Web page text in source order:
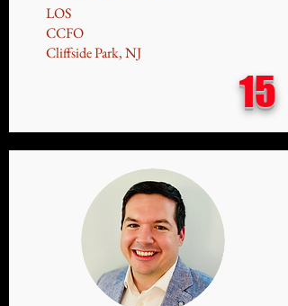
LOS
CCFO
Cliffside Park, NJ
15